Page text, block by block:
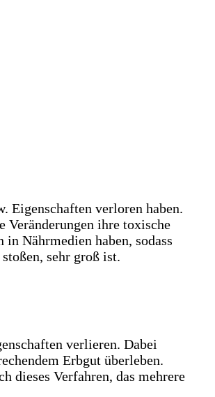
Eigenschaften verloren haben.
Veränderungen ihre toxische
Nährmedien haben, sodass
sehr groß ist.
verlieren. Dabei
Erbgut überleben.
dieses Verfahren, das mehrere